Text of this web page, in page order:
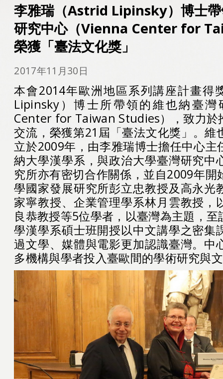
李雅瑞（Astrid Lipinsky）博士帶
研究中心（Vienna Center for
榮獲「臺法文化獎」
2017年11月30日
本會2014年歐洲地區系列講座計畫得
Lipinsky）博士所帶領的維也納臺灣
Center for Taiwan Studies），致力於
交流，榮獲第21屆「臺法文化獎」。維
立於2009年，由李雅瑞博士擔任中心主
納大學漢學系，與政治大學臺灣研究中
究所亦有密切合作關係，並自2009年開
學國家發展研究所彭立忠教授及高永光
家寧教授、企業管理學系林月雲教授，
良恭教授等5位學者，以臺灣為主題，
學漢學系碩士班開授以中文講學之密集
過文學、媒體與電影更加認識臺灣。中
多機構與學者投入臺歐間的學術研究與